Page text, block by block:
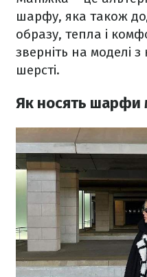
шарфу, яка також
образу, тепла і
зверніть на моделі
шерсті.
Як носять шарфи